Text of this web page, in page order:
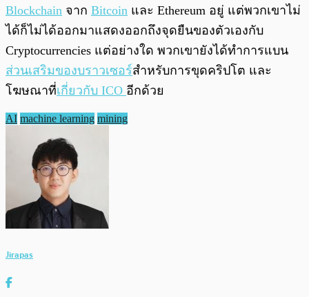
Blockchain จาก Bitcoin และ Ethereum อยู่ แต่พวกเขาไม่
ได้ก็ไม่ได้ออกมาแสดงออกถึงจุดยืนของตัวเองกับ
Cryptocurrencies แต่อย่างใด พวกเขายังได้ทำการแบน
ส่วนเสริมของบราวเซอร์สำหรับการขุดคริปโต และ
โฆษณาที่เกี่ยวกับ ICO อีกด้วย
AI machine learning mining
Jirapas